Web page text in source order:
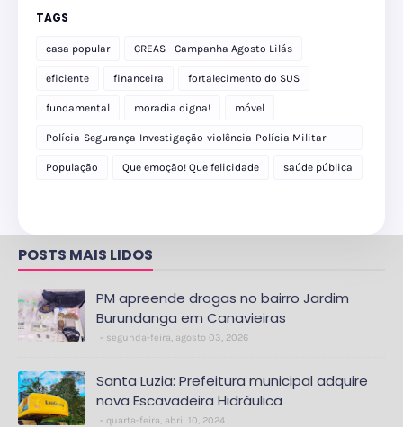
TAGS
casa popular CREAS - Campanha Agosto Lilás
eficiente financeira fortalecimento do SUS
fundamental moradia digna! móvel
Polícia-Segurança-Investigação-violência-Polícia Militar-
delegacia
População Que emoção! Que felicidade saúde pública
POSTS MAIS LIDOS
PM apreende drogas no bairro Jardim
Burundanga em Canavieiras
segunda-feira, agosto 03, 2026
Santa Luzia: Prefeitura municipal adquire
nova Escavadeira Hidráulica
quarta-feira, abril 10, 2024